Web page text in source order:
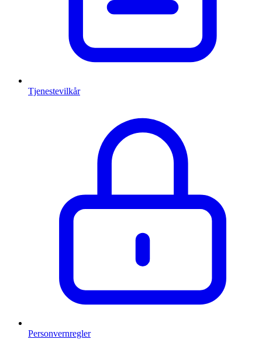
Tjenestevilkår
Personvernregler